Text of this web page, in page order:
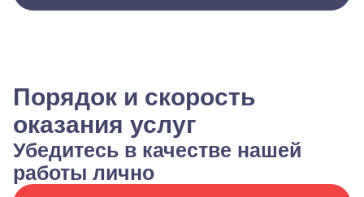
Порядок и скорость
оказания услуг
Убедитесь в качестве нашей
работы лично